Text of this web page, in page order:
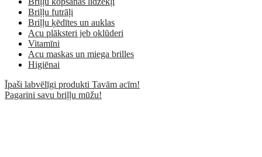
Briļļu futrāļi
Briļļu ķēdītes un auklas
Acu plāksteri jeb oklūderi
Vitamīni
Acu maskas un miega brilles
Higiēnai
Īpaši labvēlīgi produkti Tavām acīm!
Pagarini savu briļļu mūžu!